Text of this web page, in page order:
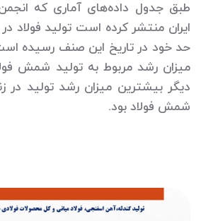
طبق جدول داده‌های آماری که انجمن
میزان رشد مربوط به تولید شمش
دیگر بیشترین میزان رشد تولید در
شمش فولاد بود.